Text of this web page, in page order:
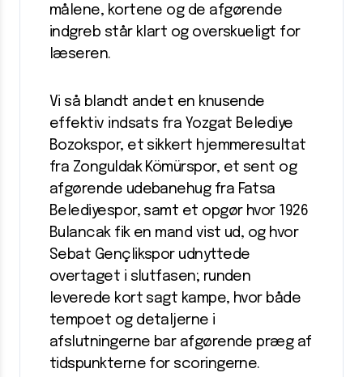
målene, kortene og de afgørende
indgreb står klart og overskueligt for
læseren.
Vi så blandt andet en knusende
effektiv indsats fra Yozgat Belediye
Bozokspor, et sikkert hjemmeresultat
fra Zonguldak Kömürspor, et sent og
afgørende udebanehug fra Fatsa
Belediyespor, samt et opgør hvor 1926
Bulancak fik en mand vist ud, og hvor
Sebat Gençlikspor udnyttede
overtaget i slutfasen; runden
leverede kort sagt kampe, hvor både
tempoet og detaljerne i
afslutningerne bar afgørende præg af
tidspunkterne for scoringerne.